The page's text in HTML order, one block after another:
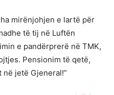
mirënjohjen e lartë për
të tij në Luftën
e pandërprerë në TMK,
Pensionim të qetë,
jetë Gjeneral!”